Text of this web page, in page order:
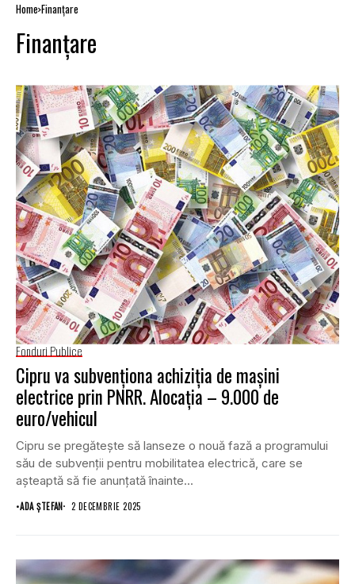
Home Finanţare
Finanţare
Fonduri Publice
Cipru va subvenționa achiziția de mașini
electrice prin PNRR. Alocația – 9.000 de
euro/vehicul
Cipru se pregătește să lanseze o nouă fază a programului
său de subvenții pentru mobilitatea electrică, care se
așteaptă să fie anunțată înainte...
•ADA ȘTEFAN 2 DECEMBRIE 2025